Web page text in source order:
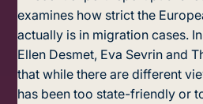
examines how strict the
actually is in migration cases.
Ellen Desmet, Eva Sevrin and
that while there are different
has been too state-friendly or